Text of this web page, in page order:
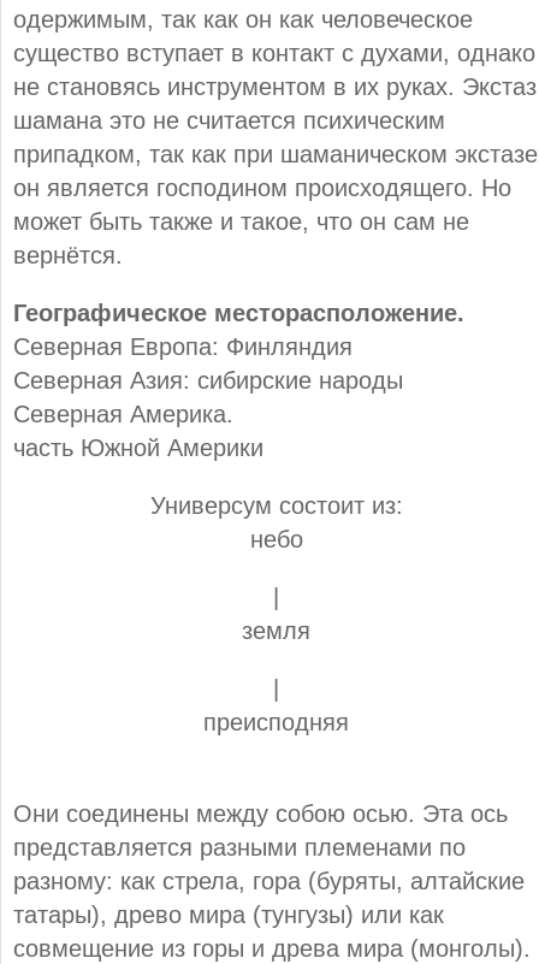
одержимым, так как он как человеческое
существо вступает в контакт с духами, однако
не становясь инструментом в их руках. Экстаз
шамана это не считается психическим
припадком, так как при шаманическом экстазе
он является господином происходящего. Но
может быть также и такое, что он сам не
вернётся.
Географическое месторасположение.
Северная Европа: Финляндия
Северная Азия: сибирские народы
Северная Америка.
часть Южной Америки
Универсум состоит из:
небо
земля
преисподняя
Они соединены между собою осью. Эта ось
представляется разными племенами по
разному: как стрела, гора (буряты, алтайские
татары), древо мира (тунгузы) или как
совмещение из горы и древа мира (монголы).